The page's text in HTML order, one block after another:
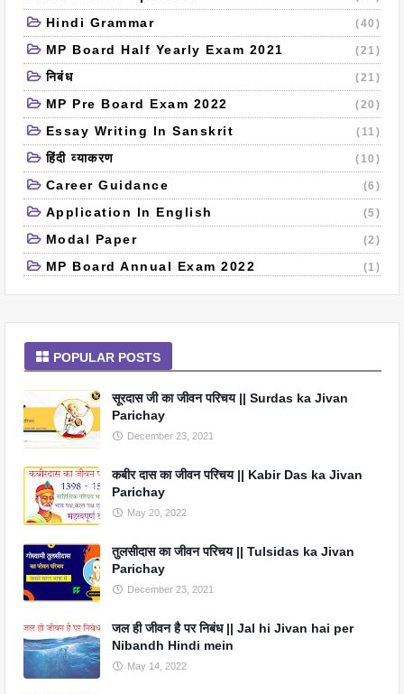
Hindi Grammar (40)
MP Board Half Yearly Exam 2021 (21)
निबंध (21)
MP Pre Board Exam 2022 (20)
Essay Writing In Sanskrit (11)
हिंदी व्याकरण (10)
Career Guidance (6)
Application In English (5)
Modal Paper (2)
MP Board Annual Exam 2022 (1)
POPULAR POSTS
सूरदास जी का जीवन परिचय || Surdas ka Jivan
Parichay
December 23, 2021
कबीर दास का जीवन परिचय || Kabir Das ka Jivan
Parichay
May 20, 2022
तुलसीदास का जीवन परिचय || Tulsidas ka Jivan
Parichay
December 23, 2021
जल ही जीवन है पर निबंध || Jal hi Jivan hai per
Nibandh Hindi mein
May 14, 2022